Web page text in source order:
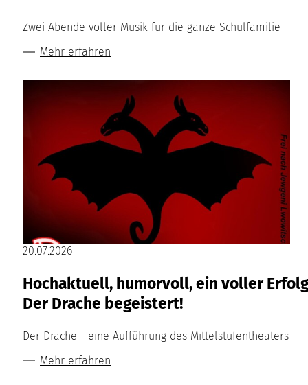
Zwei Abende voller Musik für die ganze Schulfamilie
Mehr erfahren
20.07.2026
Hochaktuell, humorvoll, ein voller
Der Drache begeistert!
Der Drache - eine Aufführung des Mittelstufentheaters
Mehr erfahren